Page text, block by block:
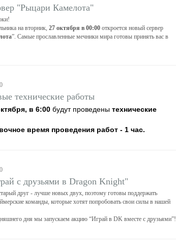
"Рыцари Камелота"
на вторник, 27 октября в 00:00 откроется новый сервер
”. Самые прославленные мечники мира готовы принять вас в
технические работы
в 6:00 будут проведены технические
время проведения работ - 1 час.
с друзьями в Dragon Knight"
друг - лучше новых двух, поэтому готовы поддержать
команды, которые хотят попробовать свои силы в нашей
дня мы запускаем акцию “Играй в DK вместе с друзьями”!